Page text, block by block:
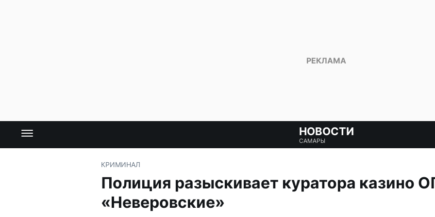
НОВОСТИ
САМАРЫ
КРИМИНАЛ
Полиция разыскивает куратора казино
«Неверовские»